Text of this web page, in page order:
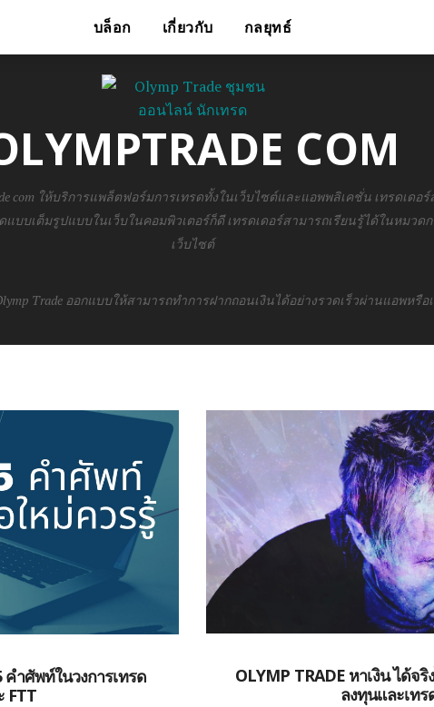
บล็อก เกี่ยวกับ กลยุทธ์
COM
com ให้บริการแพล็ตฟอร์มการเทรดทั้งในเว็บไซต์และแอพพลิเคชั่น เทรดเดอ
แบบเต็มรูปแบบในเว็บในคอมพิวเตอร์ก็ดี เทรดเดอร์สามารถเรียนรู้ได้ในหมว
เว็บไซต์
Trade ออกแบบให้สามารถทำการฝากถอนเงินได้อย่างรวดเร็วผ่านแอพหรือ
คำศัพท์ในวงการเทรด
FTT
OLYMP TRADE หาเงิน ได้จ
ลงทุนและเทร